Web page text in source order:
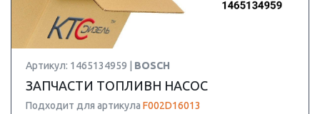
Артикул: 1465134959 | BOSCH
ЗАПЧАСТИ ТОПЛИВН НАСОС
Подходит для артикула F002D16013